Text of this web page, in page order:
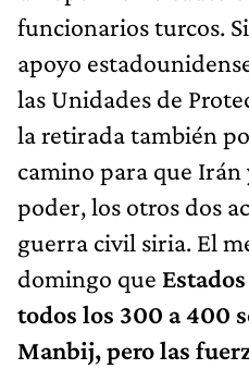
funcionarios turcos.
apoyo
las Unidades de
la retirada también
camino para que Irán
poder, los otros dos
guerra civil siria. El
domingo que
todos los 300 a 400
Manbij, pero las